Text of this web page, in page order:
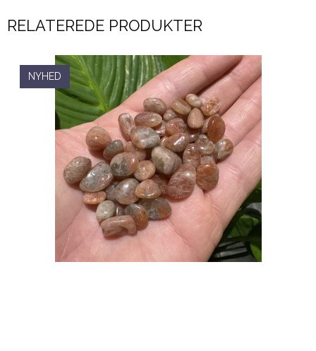
RELATEREDE PRODUKTER
NYHED